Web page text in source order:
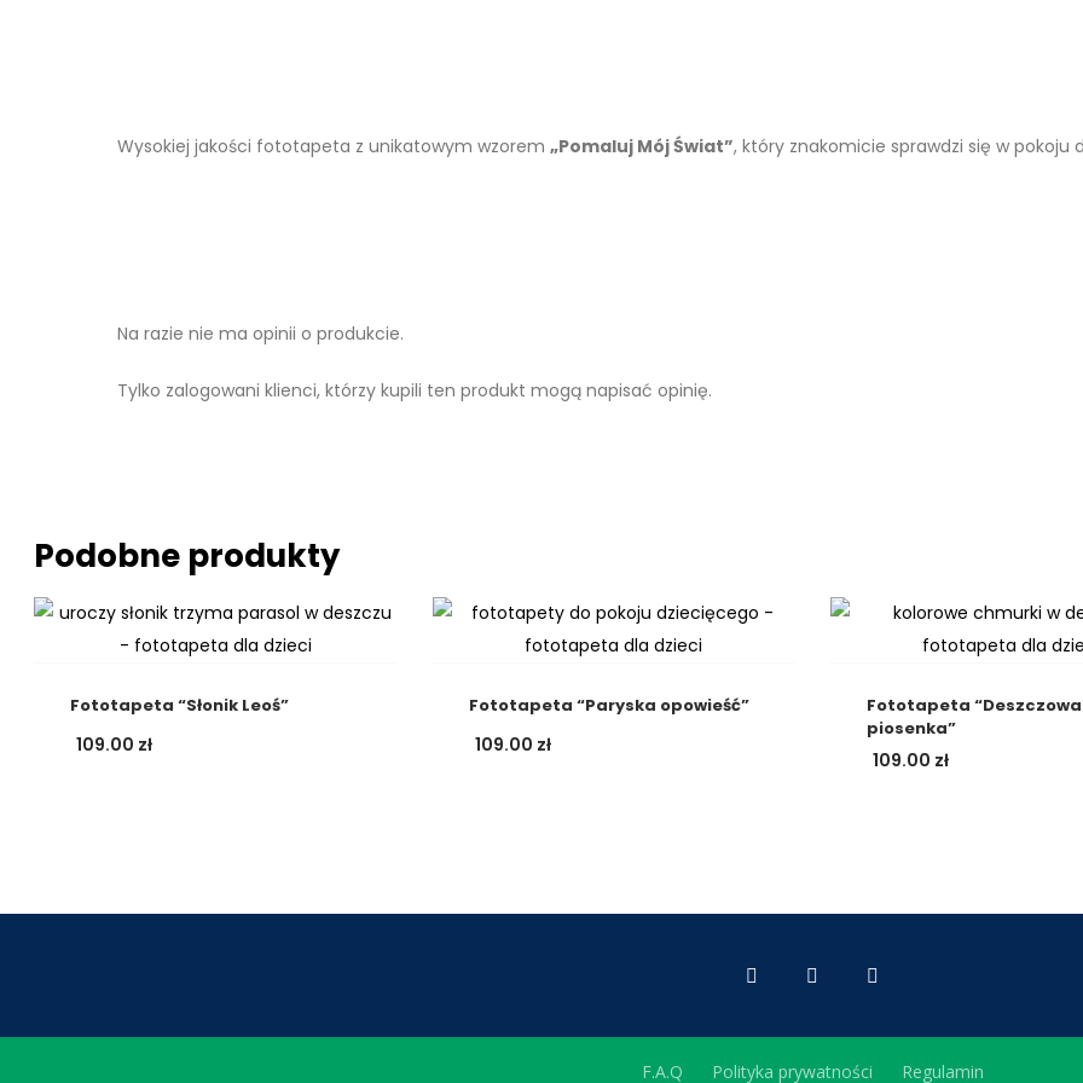
Wysokiej jakości fototapeta z unikatowym wzorem „Pomaluj Mój Świat”, który znakomicie sprawdzi się w pokoju
Na razie nie ma opinii o produkcie.
Tylko zalogowani klienci, którzy kupili ten produkt mogą napisać opinię.
Podobne produkty
Fototapeta “Słonik Leoś”
109.00 zł
Fototapeta “Paryska opowieść”
109.00 zł
Fototapeta “Deszczowa
piosenka”
109.00 zł
F.A.Q Polityka prywatności Regulamin